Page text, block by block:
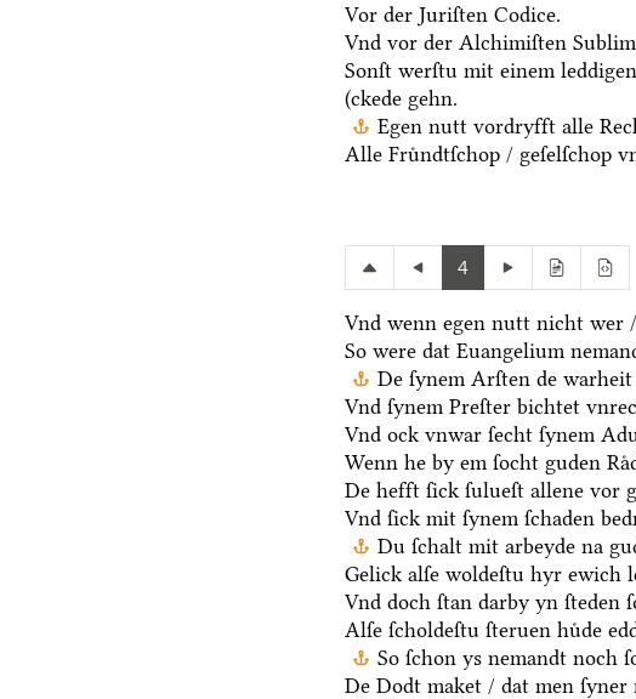
Vor der Juriſten Codice.
Vnd vor der Alchimiſten
Sonſt werſtu mit einem
(ckede gehn.
Egen nutt vordryfft alle
Alle Fruͤndtſchop / geſelſchop
4
Vnd wenn egen nutt nicht wer /
So were dat Euangelium
De ſynem Arſten de
Vnd ſynem Preſter bichtet
Vnd ock vnwar ſecht ſynem
Wenn he by em ſocht guden
De hefft ſick ſulueſt allene vor
Vnd ſick mit ſynem ſchaden
Du ſchalt mit arbeyde na
Gelick alſe woldeſtu hyr ewich
Vnd doch ſtan darby yn ſteden
Alſe ſcholdeſtu ſteruen huͤde
So ſchon ys nemandt noch
De Dodt maket / dat men ſyner